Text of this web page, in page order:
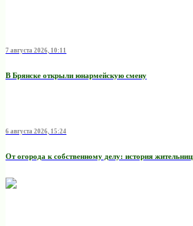
7 августа 2026, 10:11
В Брянске открыли юнармейскую смену
6 августа 2026, 15:24
От огорода к собственному делу: история